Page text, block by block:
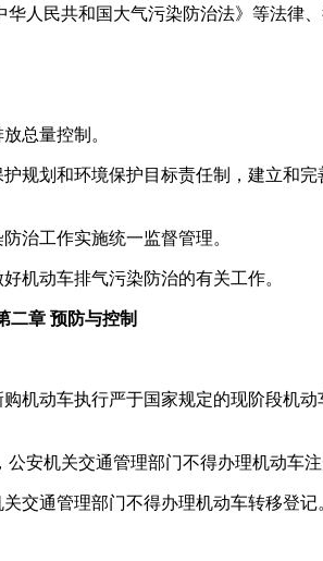
人民共和国大气污染防治法》等法律
总量控制。
规划和环境保护目标责任制，建立和
治工作实施统一监督管理。
动车排气污染防治的有关工作。
二章 预防与控制
动车执行严于国家规定的现阶段机
安机关交通管理部门不得办理机动车注
通管理部门不得办理机动车转移登记